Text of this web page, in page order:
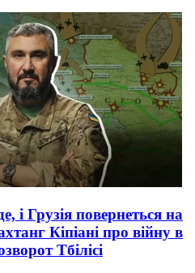
і Грузія повернеться на
Кіпіані про війну в
Тбілісі